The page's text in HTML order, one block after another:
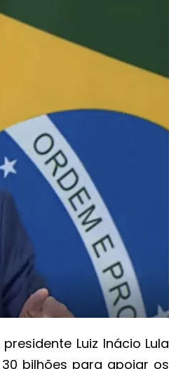
Luiz Inácio Lula
bilhões para apoiar os